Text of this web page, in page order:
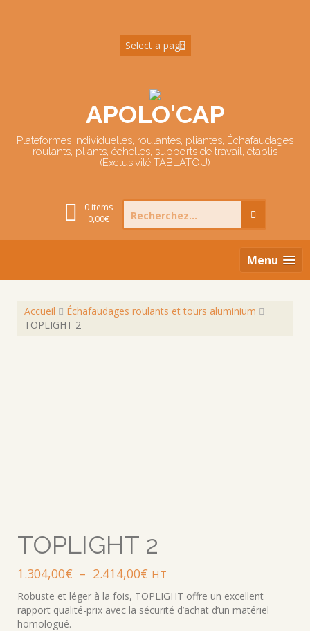
APOLO'CAP
Plateformes individuelles, roulantes, pliantes, Échafaudages
roulants, pliants, échelles, supports de travail, établis
(Exclusivité TABL'ATOU)
0 items
0,00€
Search
for:
Menu
Accueil
Échafaudages roulants et tours aluminium
TOPLIGHT 2
TOPLIGHT 2
1.304,00€ – 2.414,00€ Plage
de
prix :
HT
Robuste et léger à la fois, TOPLIGHT offre un excellent
rapport qualité-prix avec la sécurité d’achat d’un matériel
homologué.